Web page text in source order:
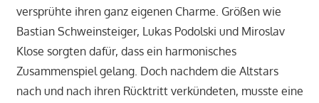
versprühte ihren ganz eigenen Charme. Größen wie
Bastian Schweinsteiger, Lukas Podolski und Miroslav
Klose sorgten dafür, dass ein harmonisches
Zusammenspiel gelang. Doch nachdem die Altstars
nach und nach ihren Rücktritt verkündeten, musste eine